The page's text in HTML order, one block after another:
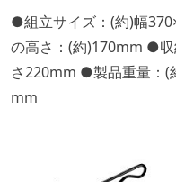
●組立サイズ：(約)幅
の高さ：(約)170mm ●
さ220mm ●製品重量：(
mm